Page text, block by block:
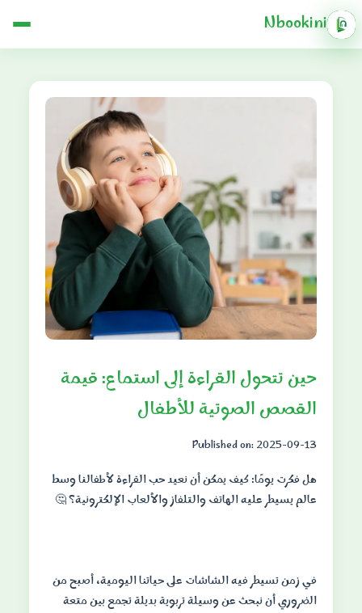
Nbookini
حين تتحول القراءة إلى استماع: قيمة
القصص الصوتية للأطفال
Published on: 2025-09-13
هل فكرت يومًا: كيف يمكن أن نعيد حب القراءة لأطفالنا وسط
عالم يسيطر عليه الهاتف والتلفاز والألعاب الإلكترونية؟ 🤔
في زمن تسيطر فيه الشاشات على حياتنا اليومية، أصبح من
الضروري أن نبحث عن وسيلة تربوية بديلة تجمع بين متعة